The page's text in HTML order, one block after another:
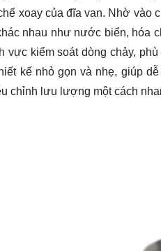
xoay của đĩa van. Nhờ vào
nhau như nước biển, hóa
vực kiểm soát dòng chảy,
kế nhỏ gọn và nhẹ, giúp
chỉnh lưu lượng một cách